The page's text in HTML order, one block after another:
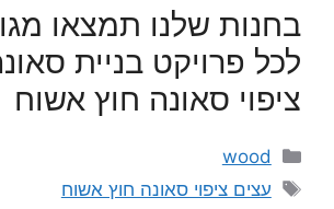
בחנות שלנו תמצאו
לכל פרויקט בניית
ציפוי סאונה חוץ אשוח
קטגוריות
wood
תגיות
עצים ציפוי סאונה חוץ אשוח